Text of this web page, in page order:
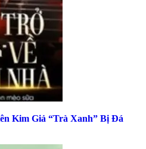
Kim Giả “Trà Xanh” Bị Đá